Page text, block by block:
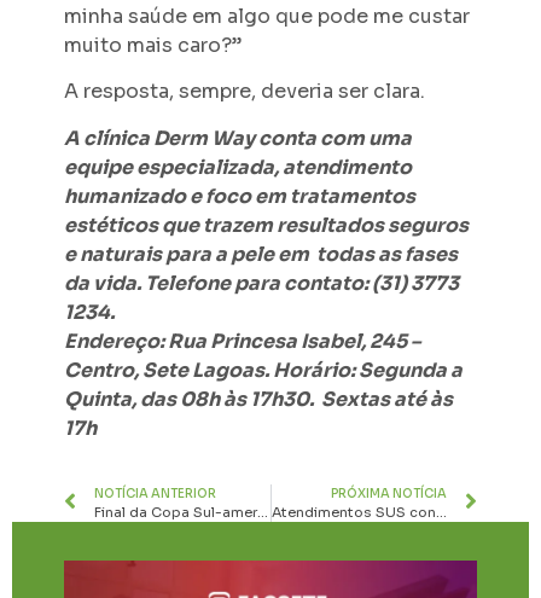
minha saúde em algo que pode me custar
muito mais caro?”
A resposta, sempre, deveria ser clara.
A clínica Derm Way conta com uma
equipe especializada, atendimento
humanizado e foco em tratamentos
estéticos que trazem resultados seguros
e naturais para a pele em todas as fases
da vida. Telefone para contato: (31) 3773
1234.
Endereço: Rua Princesa Isabel, 245 –
Centro, Sete Lagoas. Horário: Segunda a
Quinta, das 08h às 17h30. Sextas até às
17h
NOTÍCIA ANTERIOR
Final da Copa Sul-americana: veja primeiros registros do jornalista Chico Maia e do correspondente Bruno Sérgio de Souza
PRÓXIMA NOTÍCIA
Atendimentos SUS consolidam HNSG como referência em cardiologia em Minas Gerais